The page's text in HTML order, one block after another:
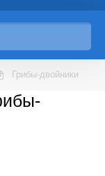
Грибы-двойники